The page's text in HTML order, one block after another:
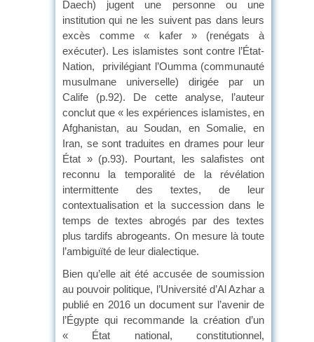
Daech) jugent une personne ou une
institution qui ne les suivent pas dans leurs
excès comme « kafer » (renégats à
exécuter). Les islamistes sont contre l’État-
Nation, privilégiant l’Oumma (communauté
musulmane universelle) dirigée par un
Calife (p.92). De cette analyse, l’auteur
conclut que « les expériences islamistes, en
Afghanistan, au Soudan, en Somalie, en
Iran, se sont traduites en drames pour leur
État » (p.93). Pourtant, les salafistes ont
reconnu la temporalité de la révélation
intermittente des textes, de leur
contextualisation et la succession dans le
temps de textes abrogés par des textes
plus tardifs abrogeants. On mesure là toute
l’ambiguïté de leur dialectique.
Bien qu’elle ait été accusée de soumission
au pouvoir politique, l’Université d’Al Azhar a
publié en 2016 un document sur l’avenir de
l’Égypte qui recommande la création d’un
« État national, constitutionnel,